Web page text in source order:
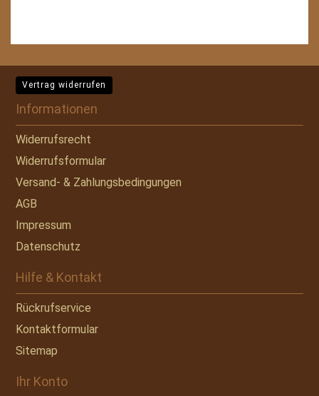
Vertrag widerrufen
Informationen
Widerrufsrecht
Widerrufsformular
Versand- & Zahlungsbedingungen
AGB
Impressum
Datenschutz
Hilfe & Kontakt
Rückrufservice
Kontaktformular
Sitemap
Ihr Konto